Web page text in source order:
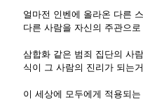
얼마전 인벤에 올라온 다른
다른 사람을 자신의 주관으
삼합화 같은 범죄 집단의 사
식이 그 사람의 진리가 되는
이 세상에 모두에게 적용되